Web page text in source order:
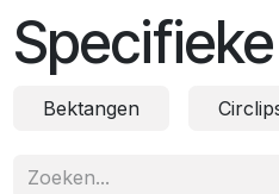
Bektangen